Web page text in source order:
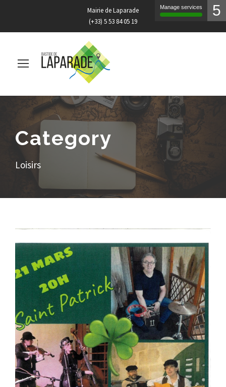
Mairie de Laparade
(+33) 5 53 84 05 19
Category
Loisirs
Manage services 5